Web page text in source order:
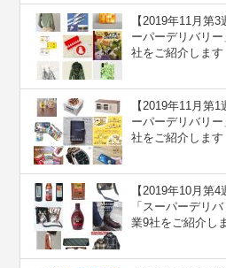
【2019年11月第
ーパーデリバリ
社をご紹介します
【2019年11月第
ーパーデリバリ
社をご紹介します
【2019年10月第
「スーパーデリ
業9社をご紹介し